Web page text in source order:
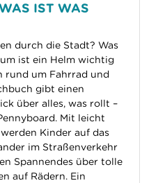
IST WAS
durch die Stadt? Was
ist ein Helm wichtig
rund um Fahrrad und
gibt einen
über alles, was rollt –
Mit leicht
Kinder auf das
im Straßenverkehr
Spannendes über tolle
auf Rädern. Ein